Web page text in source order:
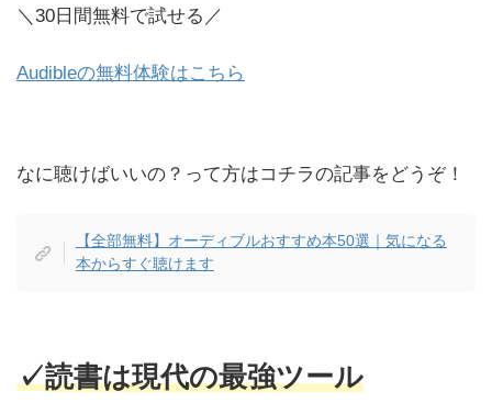
＼30日間無料で試せる／
Audibleの無料体験はこちら
なに聴けばいいの？って方はコチラの記事をどうぞ！
【全部無料】オーディブルおすすめ本50選｜気になる
本からすぐ聴けます
✓読書は現代の最強ツール